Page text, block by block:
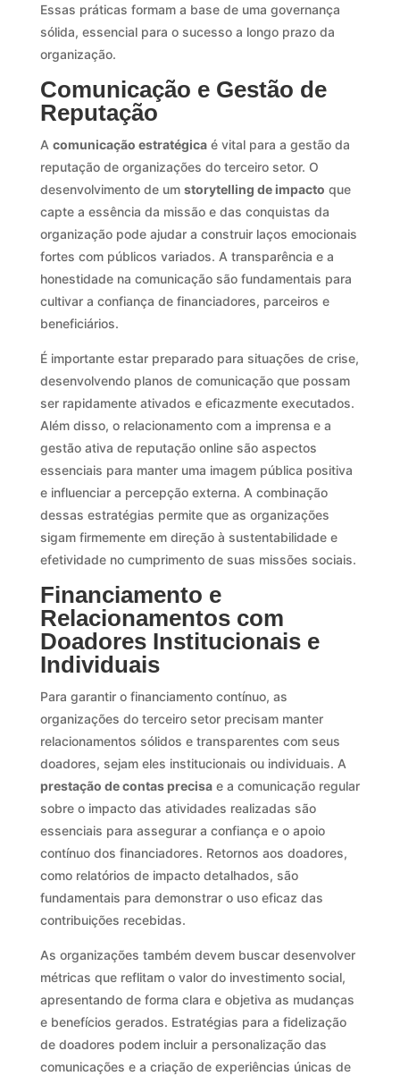
Essas práticas formam a base de uma governança
sólida, essencial para o sucesso a longo prazo da
organização.
Comunicação e Gestão de
Reputação
A comunicação estratégicaé vital para a gestão da
reputação de organizações do terceiro setor. O
desenvolvimento de um storytelling de impacto que
capte a essência da missão e das conquistas da
organização pode ajudar a construir laços emocionais
fortes com públicos variados. A transparência e a
honestidade na comunicação são fundamentais para
cultivar a confiança de financiadores, parceiros e
beneficiários.
É importante estar preparado para situações de crise,
desenvolvendo planos de comunicação que possam
ser rapidamente ativados e eficazmente executados.
Além disso, o relacionamento com a imprensa e a
gestão ativa de reputação online são aspectos
essenciais para manter uma imagem pública positiva
e influenciar a percepção externa. A combinação
dessas estratégias permite que as organizações
sigam firmemente em direção à sustentabilidade e
efetividade no cumprimento de suas missões sociais.
Financiamento e
Relacionamentos com
Doadores Institucionais e
Individuais
Para garantir o financiamento contínuo, as
organizações do terceiro setor precisam manter
relacionamentos sólidos e transparentes com seus
doadores, sejam eles institucionais ou individuais. A
prestação de contas precisae a comunicação regular
sobre o impacto das atividades realizadas são
essenciais para assegurar a confiança e o apoio
contínuo dos financiadores. Retornos aos doadores,
como relatórios de impacto detalhados, são
fundamentais para demonstrar o uso eficaz das
contribuições recebidas.
As organizações também devem buscar desenvolver
métricas que reflitam o valor do investimento social,
apresentando de forma clara e objetiva as mudanças
e benefícios gerados. Estratégias para a fidelização
de doadores podem incluir a personalização das
comunicações e a criação de experiências únicas de